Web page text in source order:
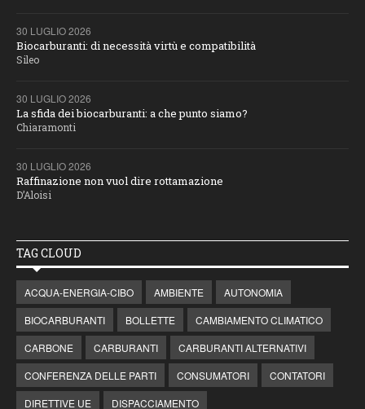
30 LUGLIO 2026
Biocarburanti: di necessità virtù e compatibilità
Sileo
30 LUGLIO 2026
La sfida dei biocarburanti: a che punto siamo?
Chiaramonti
30 LUGLIO 2026
Raffinazione non vuol dire rottamazione
D’Aloisi
TAG CLOUD
ACQUA-ENERGIA-CIBO AMBIENTE
AUTONOMIA
BIOCARBURANTI
BOLLETTE
CAMBIAMENTO CLIMATICO
CARBONE
CARBURANTI
CARBURANTI ALTERNATIVI
CONFERENZA DELLE PARTI
CONSUMATORI
CONTATORI
DIRETTIVE UE
DISPACCIAMENTO